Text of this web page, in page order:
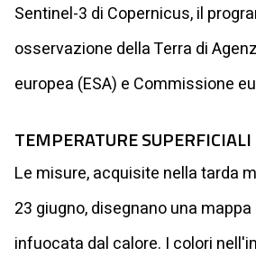
Sentinel-3 di Copernicus, il
osservazione della Terra di
europea (ESA) e Commissione
TEMPERATURE
Le misure, acquisite nella tarda
23 giugno, disegnano una
infuocata dal calore. I colori